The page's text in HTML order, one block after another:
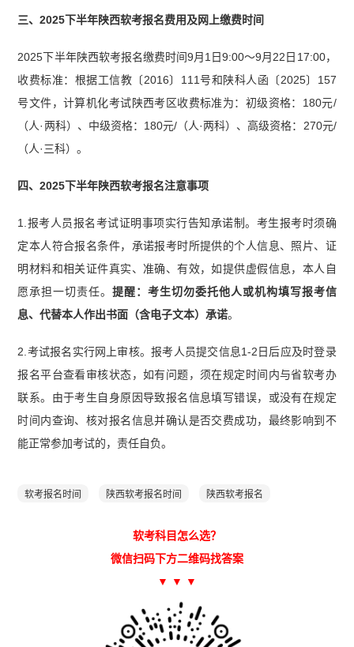
三、2025下半年陕西软考报名费用及网上缴费时间
2025下半年陕西软考报名缴费时间9月1日9:00～9月22日17:00，
收费标准：根据工信教〔2016〕111号和陕科人函〔2025〕157
号文件，计算机化考试陕西考区收费标准为：初级资格：180元/
（人·两科）、中级资格：180元/（人·两科）、高级资格：270元/
（人·三科）。
四、2025下半年陕西软考报名注意事项
1.报考人员报名考试证明事项实行告知承诺制。考生报考时须确
定本人符合报名条件，承诺报考时所提供的个人信息、照片、证
明材料和相关证件真实、准确、有效，如提供虚假信息，本人自
愿承担一切责任。提醒：考生切勿委托他人或机构填写报考信
息、代替本人作出书面（含电子文本）承诺。
2.考试报名实行网上审核。报考人员提交信息1-2日后应及时登录
报名平台查看审核状态，如有问题，须在规定时间内与省软考办
联系。由于考生自身原因导致报名信息填写错误，或没有在规定
时间内查询、核对报名信息并确认是否交费成功，最终影响到不
能正常参加考试的，责任自负。
软考报名时间 陕西软考报名时间 陕西软考报名
软考科目怎么选？
微信扫码下方二维码找答案
▼ ▼ ▼